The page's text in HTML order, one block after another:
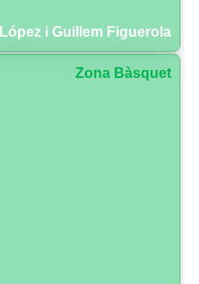
i Guillem Figuerola
Zona Bàsquet